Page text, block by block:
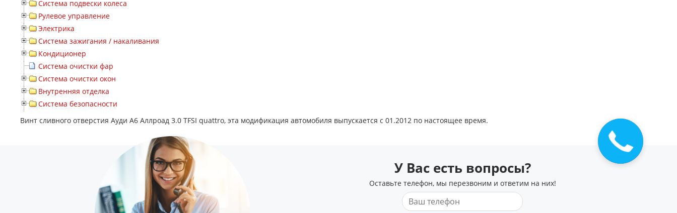
Система подвески колеса
Рулевое управление
Электрика
Система зажигания / накаливания
Кондиционер
Система очистки фар
Система очистки окон
Внутренняя отделка
Система безопасности
Винт сливного отверстия Ауди А6 Аллроад 3.0 TFSI quattro, эта модификация автомобиля выпускается с 01.2012 по настоящее время.
У Вас есть вопросы?
Оставьте телефон, мы перезвоним и ответим на них!
Закажите
звонок